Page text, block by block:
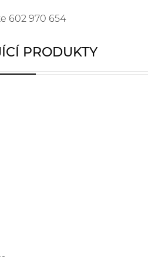
602 970 654
PRODUKTY